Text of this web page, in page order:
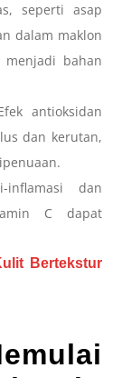
seperti asap
dalam maklon
bahan
antioksidan
dan kerutan,
dan
C dapat
Bertekstur